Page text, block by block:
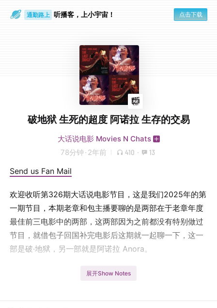
通勤路上 听播客，上小宇宙！ 点击下载
破地狱 生死的超度 阿诺拉 生存的交易
大话说电影 Movies N Chats
78分钟 · 2年前 410 · 13
Send us Fan Mail
欢迎收听第326期大话说电影节目，这是我们2025年的第
一期节目，本期老章和包主播要聊的是两部在于老章年度
最佳前三电影中的两部，这两部因为之前都没有特别做过
节目，就借包子回国补完电影后这期就一起聊一下，这一
部是破·地狱，另一部就是阿诺拉 Anora。
展开Show Notes